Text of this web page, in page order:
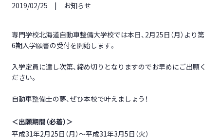
2019/02/25 お知らせ
専門学校北海道自動車整備大学校では本日、2月25日（月）より第
6期入学願書の受付を開始します。
入学定員に達し次第、締め切りとなりますのでお早めにご出願く
ださい。
自動車整備士の夢、ぜひ本校で叶えましょう！
＜出願期間（必着）＞
平成31年2月25日（月）～平成31年3月5日（火）